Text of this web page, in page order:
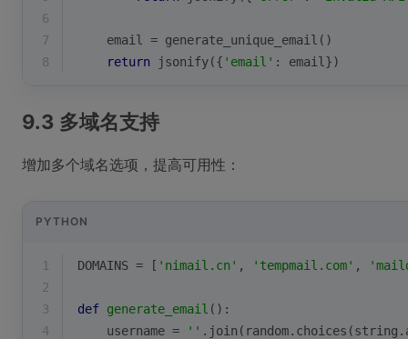
6
7
    email = generate_unique_email()
8
return jsonify({ 'email' : email})
9.3 多域名支持
增加多个域名选项，提高可用性：
PYTHON
1 DOMAINS = [ 'nimail.cn' , 'tempmail.com' ,
2
3
def generate_email ():
4
    username =
''